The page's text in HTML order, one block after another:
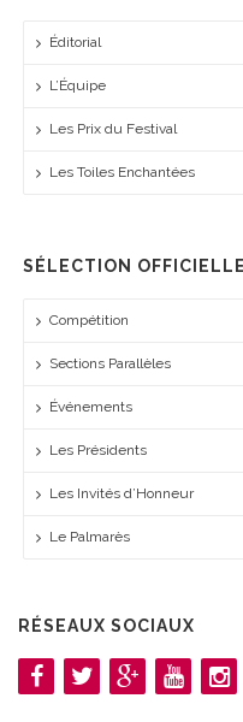
Éditorial
L’Équipe
Les Prix du Festival
Les Toiles Enchantées
SÉLECTION OFFICIELLE
Compétition
Sections Parallèles
Événements
Les Présidents
Les Invités d’Honneur
Le Palmarès
RÉSEAUX SOCIAUX